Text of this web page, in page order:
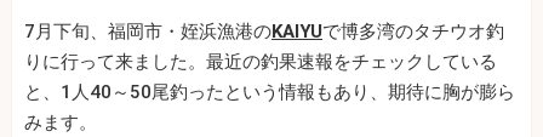
7月下旬、福岡市・姪浜漁港のKAIYUで博多湾のタチウオ釣
りに行って来ました。最近の釣果速報をチェックしている
と、1人40～50尾釣ったという情報もあり、期待に胸が膨ら
みます。